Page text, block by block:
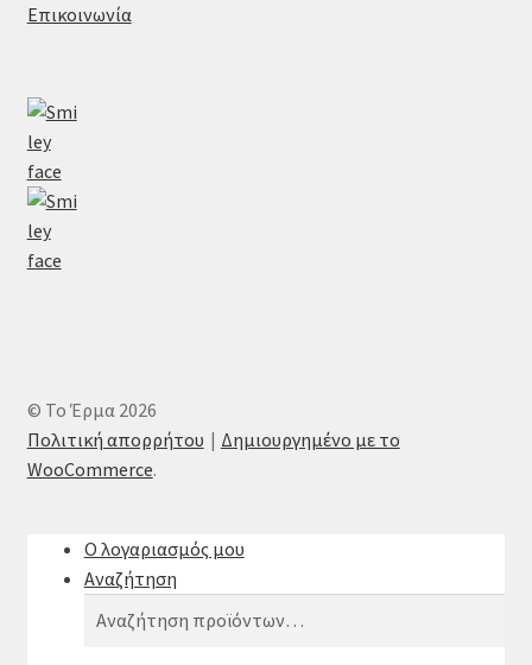
Επικοινωνία
© Το Έρμα 2026
Πολιτική απορρήτου
Δημιουργημένο με το
WooCommerce.
Ο λογαριασμός μου
Αναζήτηση
Αναζήτηση
Αναζήτηση